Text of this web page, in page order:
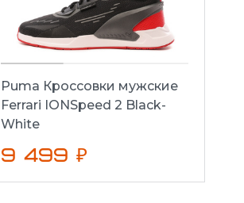
Puma Кроссовки мужские
Ferrari IONSpeed 2 Black-
White
9 499 ₽